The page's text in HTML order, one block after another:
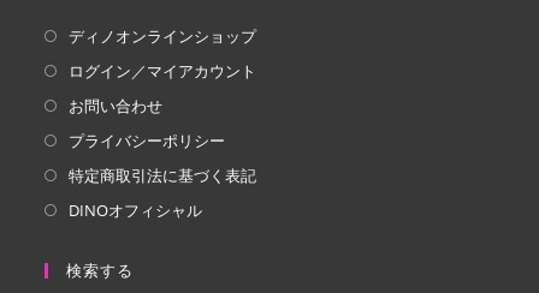
タ
ブ
で
開
く
タ
ブ
で
開
く
ディノオンラインショップ
ログイン／マイアカウント
お問い合わせ
プライバシーポリシー
特定商取引法に基づく表記
DINOオフィシャル
検索する